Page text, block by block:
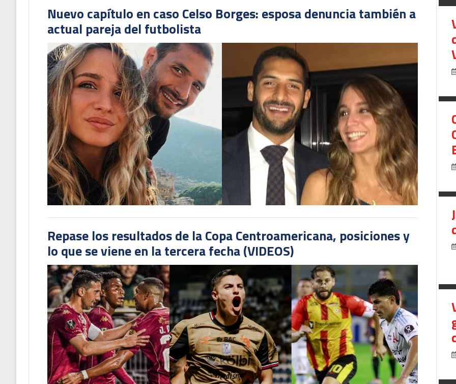
Nuevo capítulo en caso Celso Borges: esposa denuncia también a
actual pareja del futbolista
Repase los resultados de la Copa Centroamericana, posiciones y
lo que se viene en la tercera fecha (VIDEOS)